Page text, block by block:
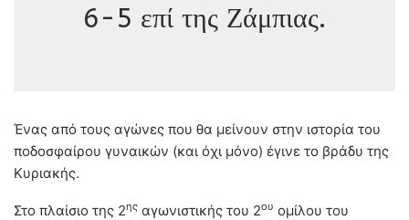
6-5 επί της Ζάμπιας.
Ένας από τους αγώνες που θα μείνουν στην ιστορία του
ποδοσφαίρου γυναικών (και όχι μόνο) έγινε το βράδυ της
Κυριακής.
Στο πλαίσιο της 2ης αγωνιστικής του 2ου ομίλου του